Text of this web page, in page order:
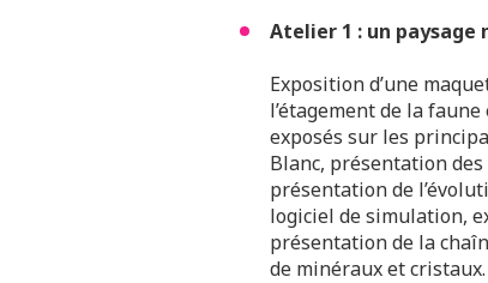
Atelier 1 : un paysage
Exposition d’une
l’étagement de la
exposés sur les
Blanc, présentation
présentation de
logiciel de simulation,
présentation de la
de minéraux et cristaux.